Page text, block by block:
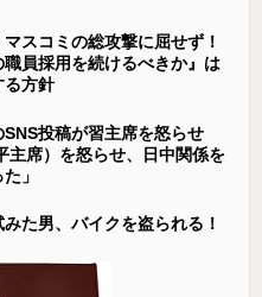
スコミの総攻撃に屈せず！
職員採用を続けるべきか』は
る方針
投稿が習主席を怒らせ
主席）を怒らせ、日中関係を
」
た男、バイクを盗られる！